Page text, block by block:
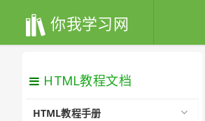
你我学习网
HTML教程文档
HTML教程手册